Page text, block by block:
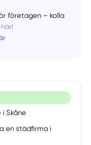
företagen – kolla
Skåne
en städfirma i